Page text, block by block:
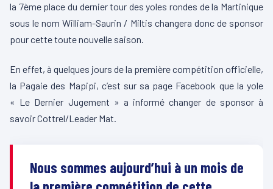
la 7ème place du dernier tour des yoles rondes de la Martinique
sous le nom William-Saurin / Miltis changera donc de sponsor
pour cette toute nouvelle saison.
En effet, à quelques jours de la première compétition officielle,
la Pagaie des Mapipi, c’est sur sa page Facebook que la yole
« Le Dernier Jugement » a informé changer de sponsor à
savoir Cottrel/Leader Mat.
Nous sommes aujourd’hui à un mois de